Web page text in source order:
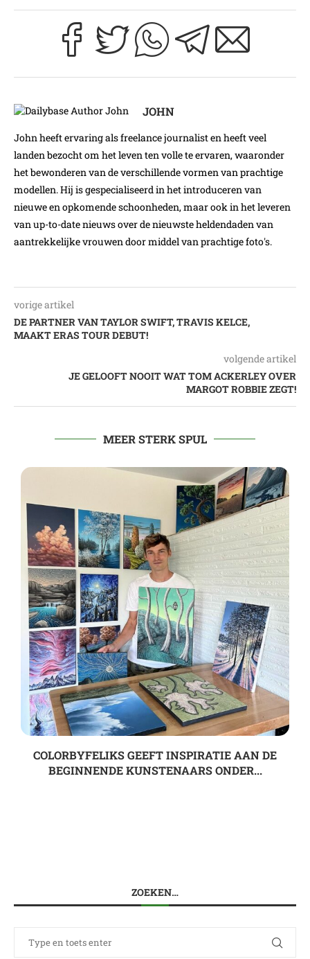
JOHN
John heeft ervaring als freelance journalist en heeft veel
landen bezocht om het leven ten volle te ervaren, waaronder
het bewonderen van de verschillende vormen van prachtige
modellen. Hij is gespecialiseerd in het introduceren van
nieuwe en opkomende schoonheden, maar ook in het leveren
van up-to-date nieuws over de nieuwste heldendaden van
aantrekkelijke vrouwen door middel van prachtige foto's.
vorige artikel
DE PARTNER VAN TAYLOR SWIFT, TRAVIS KELCE,
MAAKT ERAS TOUR DEBUT!
volgende artikel
JE GELOOFT NOOIT WAT TOM ACKERLEY OVER
MARGOT ROBBIE ZEGT!
MEER STERK SPUL
COLORBYFELIKS GEEFT INSPIRATIE AAN DE
BEGINNENDE KUNSTENAARS ONDER...
ZOEKEN…